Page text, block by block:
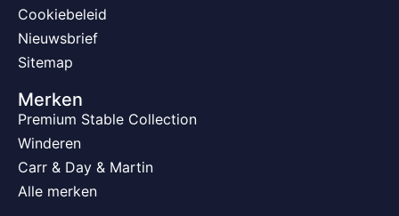
Cookiebeleid
Nieuwsbrief
Sitemap
Merken
Premium Stable Collection
Winderen
Carr & Day & Martin
Alle merken